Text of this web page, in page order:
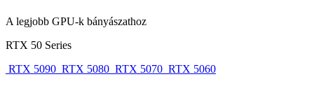
A legjobb GPU-k bányászathoz
RTX 50 Series
RTX 5090 RTX 5080 RTX 5070 RTX 5060